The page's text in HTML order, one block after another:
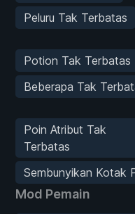
Peluru Tak Terbatas
Potion Tak Terbatas
Beberapa Tak
Poin Atribut Tak
Terbatas
Sembunyikan Kotak
Mod Pemain